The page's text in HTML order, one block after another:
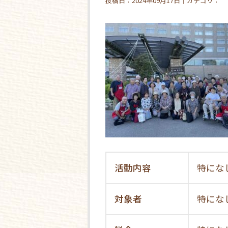
活動内容 特にな
対象者 特にな